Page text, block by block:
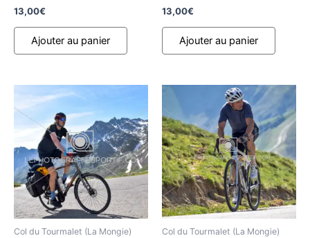
13,00€
Ajouter au panier
13,00€
Ajouter au panier
Col du Tourmalet (La Mongie) Col du Tourmalet (La Mongie)